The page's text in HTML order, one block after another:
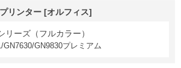
リンター [オルフィス]
リーズ（フルカラー）
GN7630/GN9830プレミアム